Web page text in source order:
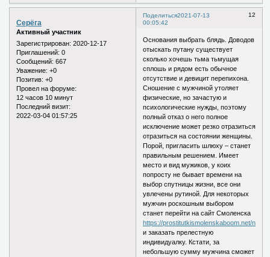
Поделиться 12
2021-07-13
00:05:42
Серёга
Активный участник
Зарегистрирован: 2020-12-17
Приглашений: 0
Сообщений: 667
Уважение: +0
Позитив: +0
Провел на форуме:
12 часов 10 минут
Последний визит:
2022-03-04 01:57:25
Основания выбрать блядь. Доводов
отыскать путану существует
сколько хочешь тьма тьмущая
сплошь и рядом есть обычное
отсутствие и девицит перепихона.
Сношение с мужчиной утоляет
физические, но зачастую и
психологические нужды, поэтому
полный отказ о него полное
исключение может резко отразиться
отразиться на состоянии женщины.
Порой, пригласить шлюху – станет
правильным решением. Имеет
место и вид мужиков, у коих
попросту не бывает времени на
выбор спутницы жизни, все они
увлечены рутиной. Для некоторых
мужчин роскошным выбором
станет перейти на сайт Смоленска
https://prostitutkismolenskaboom.net/
и заказать прелестную
индивидуалку. Кстати, за
небольшую сумму мужчина сможет